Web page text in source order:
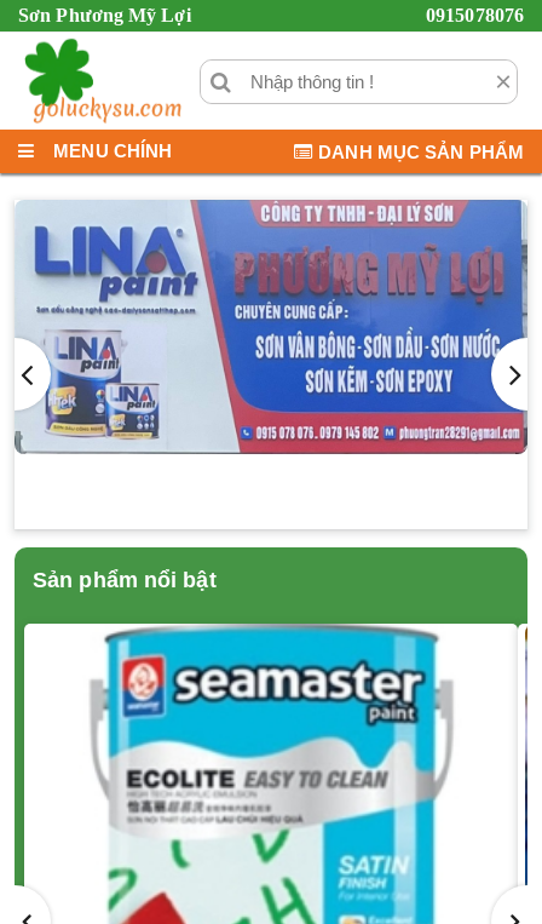
Sơn Phương Mỹ Lợi 0915078076
×
MENU CHÍNH DANH MỤC SẢN PHẨM
Sản phẩm nổi bật